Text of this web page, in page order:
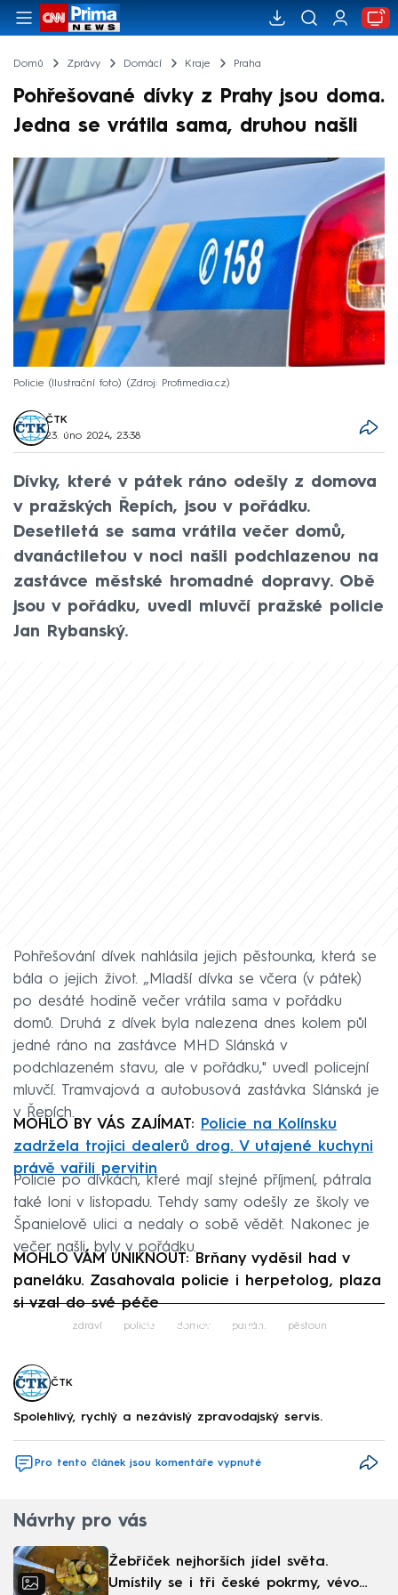
Domů Zprávy Domácí Kraje Praha
Pohřešované dívky z Prahy jsou doma.
Jedna se vrátila sama, druhou našli
Policie (Ilustrační foto) Zdroj: Profimedia.cz
ČTK
23. úno 2024, 23:38
Dívky, které v pátek ráno odešly z domova
v pražských Řepích, jsou v pořádku.
Desetiletá se sama vrátila večer domů,
dvanáctiletou v noci našli podchlazenou na
zastávce městské hromadné dopravy. Obě
jsou v pořádku, uvedl mluvčí pražské policie
Jan Rybanský.
Pohřešování dívek nahlásila jejich pěstounka, která se
bála o jejich život. „Mladší dívka se včera (v pátek)
po desáté hodině večer vrátila sama v pořádku
domů. Druhá z dívek byla nalezena dnes kolem půl
jedné ráno na zastávce MHD Slánská v
podchlazeném stavu, ale v pořádku," uvedl policejní
mluvčí. Tramvajová a autobusová zastávka Slánská je
v Řepích.
MOHLO BY VÁS ZAJÍMAT:
Policie na Kolínsku
zadržela trojici dealerů drog. V utajené kuchyni
právě vařili pervitin
Policie po dívkách, které mají stejné příjmení, pátrala
také loni v listopadu. Tehdy samy odešly ze školy ve
Španielově ulici a nedaly o sobě vědět. Nakonec je
večer našli, byly v pořádku.
MOHLO VÁM UNIKNOUT: Brňany vyděsil had v
paneláku. Zasahovala policie i herpetolog, plaza
si vzal do své péče
Failed to fetch
zdraví policie domov pátrání pěstoun
ČTK
Spolehlivý, rychlý a nezávislý zpravodajský servis.
Pro tento článek jsou komentáře vypnuté
Návrhy pro vás
Žebříček nejhorších jídel světa.
Umístily se i tři české pokrmy, vévodí